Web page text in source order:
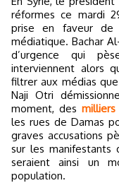
réformes ce mardi
prise en faveur
médiatique. Bachar
d’urgence qui
interviennent alors
filtrer aux médias
Naji Otri
moment, des
les rues de Damas
graves accusations
sur les manifestants
seraient ainsi un
population.